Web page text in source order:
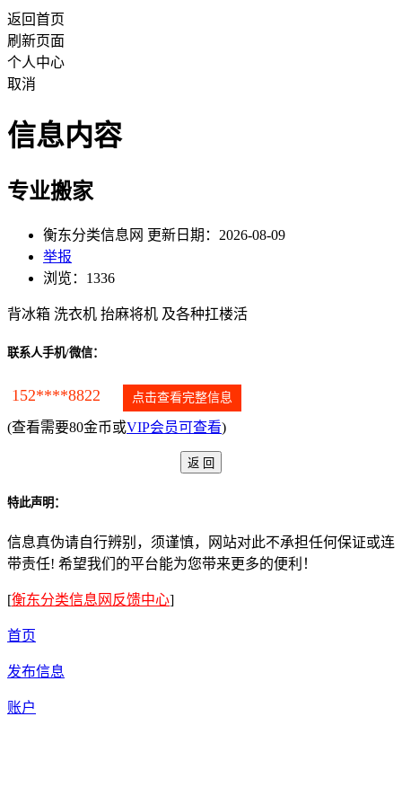
返回首页
刷新页面
个人中心
取消
信息内容
专业搬家
衡东分类信息网 更新日期：2026-08-09
举报
浏览：1336
背冰箱 洗衣机 抬麻将机 及各种扛楼活
联系人手机/微信：
152****8822 点击查看完整信息
(查看需要80金币或VIP会员可查看)
特此声明：
信息真伪请自行辨别，须谨慎，网站对此不承担任何保证或连
带责任! 希望我们的平台能为您带来更多的便利！
[衡东分类信息网反馈中心]
首页
发布信息
账户